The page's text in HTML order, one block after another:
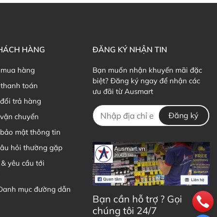
tim mạch và giúp duy trì vóc dáng cân đối.
biệt phù hợp với phụ nữ chú trọng chăm sóc sức khỏe
và nguồn gốc rõ ràng.
lượng dồi dào mà vẫn phù hợp cho chế độ ăn uống cân
miệng mà còn đang đầu tư cho sức khỏe lâu dài.
cầu sử dụng của bạn. Dưới đây là những mẹo hữu ích
HÀNG
hàng
toán
trả hàng
chuyển
mật thông tin
hỏi thường gặp
yêu cầu tới
mục đường dẫn
ĐĂNG KÝ NHẬN TIN
Bạn muốn nhận khuyến mãi đặc
biệt? Đăng ký ngay để nhận các
ưu đãi từ Ausmart
Đăng ký
Bạn cần hỗ trợ ? Gọi
chúng tôi 24/7